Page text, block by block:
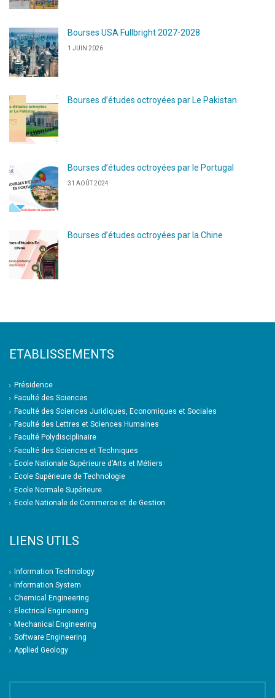
Bourses USA Fullbright 2027-2028
1 JUIN 2026
Bourses d’études octroyées par Le Pakistan
Bourses d’études octroyées par le Portugal
31 AOÛT 2024
Bourses d’études octroyées par la Chine
ETABLISSEMENTS
Présidence
Faculté des Sciences
Faculté des Sciences Juridiques, Economiques et Sociales
Faculté des Lettres et Sciences Humaines
Faculté Polydisciplinaire
Faculté des Sciences et Techniques
Ecole Nationale Supérieure d’Arts et Métiers
Ecole Supérieure de Technologie
Ecole Normale Supérieure
Ecole Nationale de Commerce et de Gestion
LIENS UTILS
Information Technology
Information System
Chemical Engineering
Electrical Engineering
Mechanical Engineering
Software Engineering
Applied Geology